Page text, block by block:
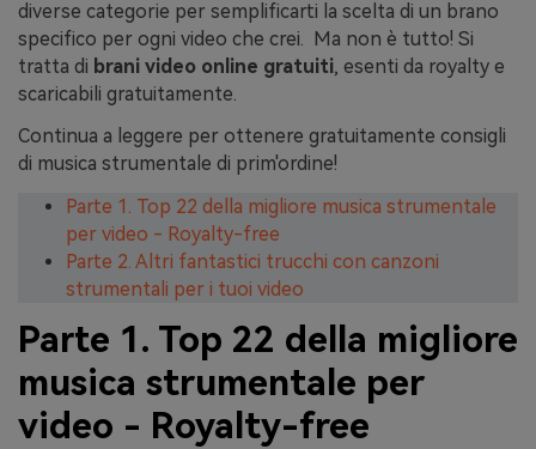
diverse categorie per semplificarti la scelta di un brano
specifico per ogni video che crei. Ma non è tutto! Si
tratta di brani video online gratuiti, esenti da royalty e
scaricabili gratuitamente.
Continua a leggere per ottenere gratuitamente consigli
di musica strumentale di prim'ordine!
Parte 1. Top 22 della migliore musica strumentale
per video - Royalty-free
Parte 2. Altri fantastici trucchi con canzoni
strumentali per i tuoi video
Parte 1. Top 22 della migliore
musica strumentale per
video - Royalty-free